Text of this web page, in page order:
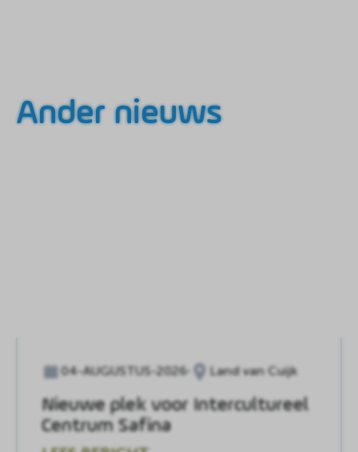
Ander nieuws
04-AUGUSTUS-2026 Land van Cuijk
Nieuwe plek voor Intercultureel
Centrum Safina